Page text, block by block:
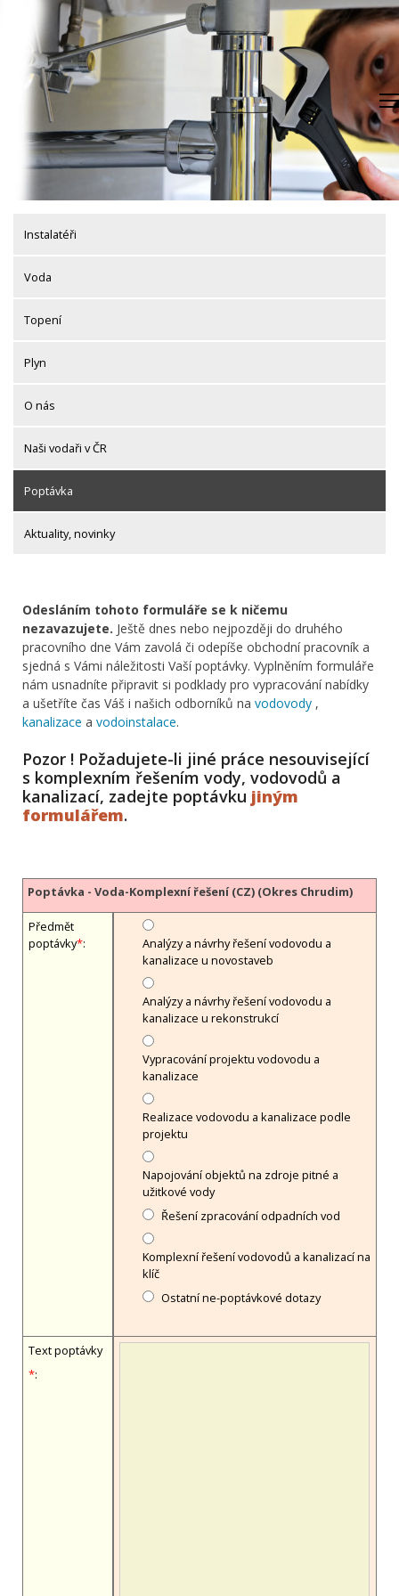
content
Instalatéři
Voda
Topení
Plyn
O nás
Naši vodaři v ČR
Poptávka
Aktuality, novinky
Odesláním tohoto formuláře se k ničemu
nezavazujete. Ještě dnes nebo nejpozději do druhého
pracovního dne Vám zavolá či odepíše obchodní pracovník a
sjedná s Vámi náležitosti Vaší poptávky. Vyplněním formuláře
nám usnadníte připravit si podklady pro vypracování nabídky
a ušetříte čas Váš i našich odborníků na vodovody ,
kanalizace a vodoinstalace.
Pozor ! Požadujete-li jiné práce nesouvisející
s komplexním řešením vody, vodovodů a
kanalizací, zadejte poptávku jiným
formulářem.
Poptávka - Voda-Komplexní řešení (CZ) (Okres Chrudim)
Předmět
poptávky*:
Analýzy a návrhy řešení vodovodu a
kanalizace u novostaveb
Analýzy a návrhy řešení vodovodu a
kanalizace u rekonstrukcí
Vypracování projektu vodovodu a
kanalizace
Realizace vodovodu a kanalizace podle
projektu
Napojování objektů na zdroje pitné a
užitkové vody
Řešení zpracování odpadních vod
Komplexní řešení vodovodů a kanalizací na
klíč
Ostatní ne-poptávkové dotazy
Text poptávky
*: